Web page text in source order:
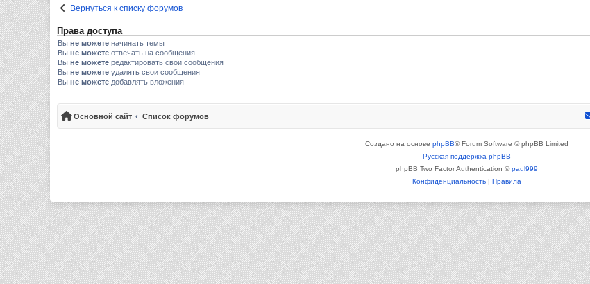
Вернуться к списку форумов
Права доступа
Вы не можете начинать темы
Вы не можете отвечать на сообщения
Вы не можете редактировать свои сообщения
Вы не можете удалять свои сообщения
Вы не можете добавлять вложения
Основной сайт Список форумов
Создано на основе phpBB® Forum Software © phpBB Limited
Русская поддержка phpBB
phpBB Two Factor Authentication ©paul999
Конфиденциальность| Правила